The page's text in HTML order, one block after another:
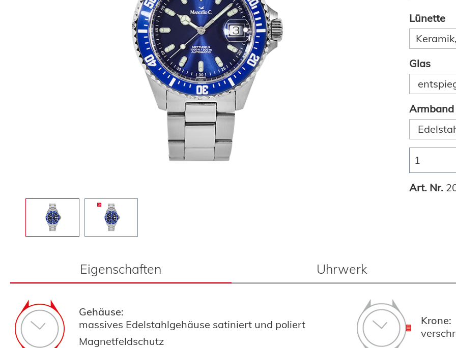
Lünette
Glas
Armband
Art. Nr.
Eigenschaften Uhrwerk
Gehäuse:
massives Edelstahlgehäuse satiniert und poliert
Magnetfeldschutz
Krone: